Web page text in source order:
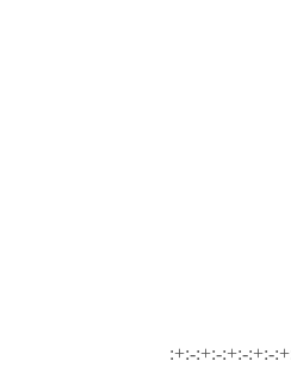
:+:-:+:-:+:-:+:-